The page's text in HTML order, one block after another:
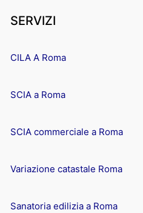
SERVIZI
CILA A Roma
SCIA a Roma
SCIA commerciale a Roma
Variazione catastale Roma
Sanatoria edilizia a Roma